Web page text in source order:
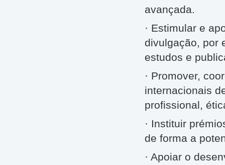
avançada.
· Estimular e
divulgação, por
estudos e
· Promover,
internacionais
profissional,
· Instituir
de forma a
· Apoiar o